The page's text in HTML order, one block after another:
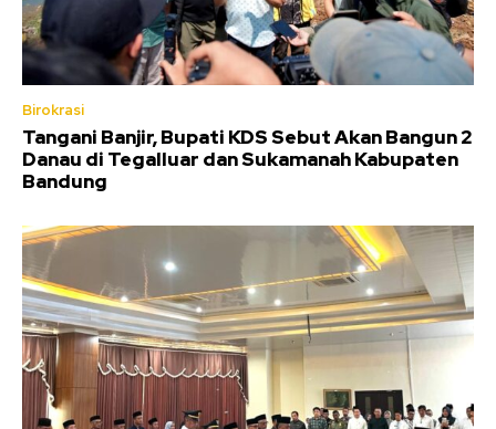
Birokrasi
Tangani Banjir, Bupati KDS Sebut Akan Bangun 2
Danau di Tegalluar dan Sukamanah Kabupaten
Bandung